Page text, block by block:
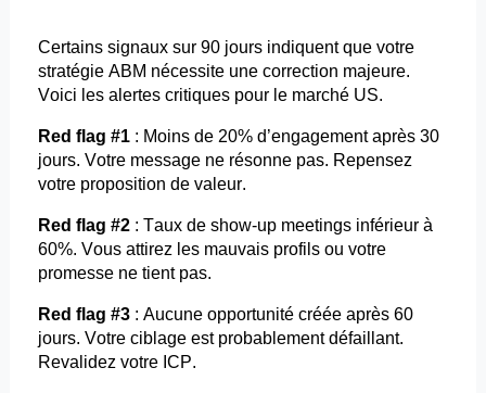
Certains signaux sur 90 jours indiquent que votre
stratégie ABM nécessite une correction majeure.
Voici les alertes critiques pour le marché US.
Red flag #1: Moins de 20% d’engagement après 30
jours. Votre message ne résonne pas. Repensez
votre proposition de valeur.
Red flag #2: Taux de show-up meetings inférieurà
60%. Vous attirez les mauvais profils ou votre
promesse ne tient pas.
Red flag #3: Aucune opportunité créée après 60
jours. Votre ciblage est probablement défaillant.
Revalidez votre ICP.